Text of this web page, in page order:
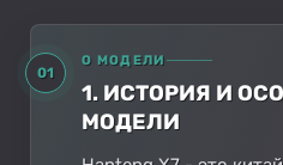
01
О МОДЕЛИ
1. ИСТОРИЯ И
МОДЕЛИ